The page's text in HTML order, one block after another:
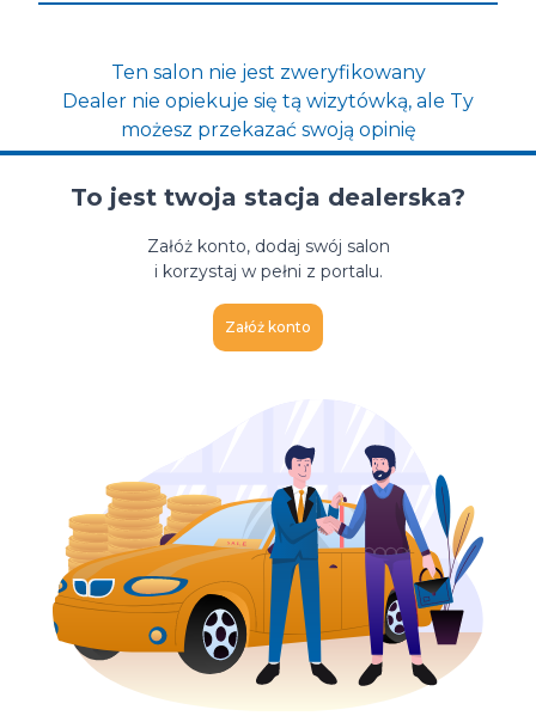
Ten salon nie jest zweryfikowany
Dealer nie opiekuje się tą wizytówką, ale Ty
możesz przekazać swoją opinię
To jest twoja stacja dealerska?
Załóż konto, dodaj swój salon
i korzystaj w pełni z portalu.
Załóż konto